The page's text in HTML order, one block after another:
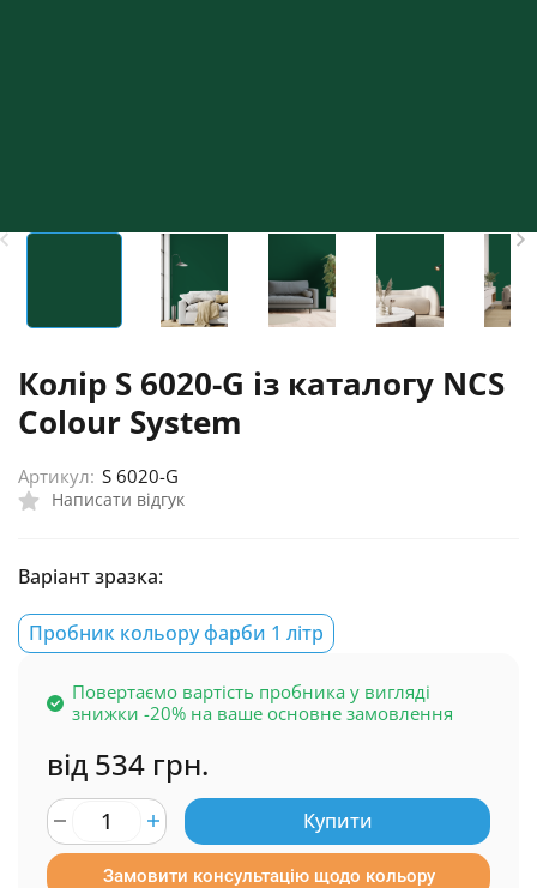
Колір S 6020-G із каталогу NCS
Colour System
Написати відгук
Артикул: S 6020-G
Варіант зразка:
Пробник кольору фарби 1 літр
Повертаємо вартість пробника у вигляді
знижки -20% на ваше основне замовлення
від 534 грн.
Купити
Замовити консультацію щодо кольору